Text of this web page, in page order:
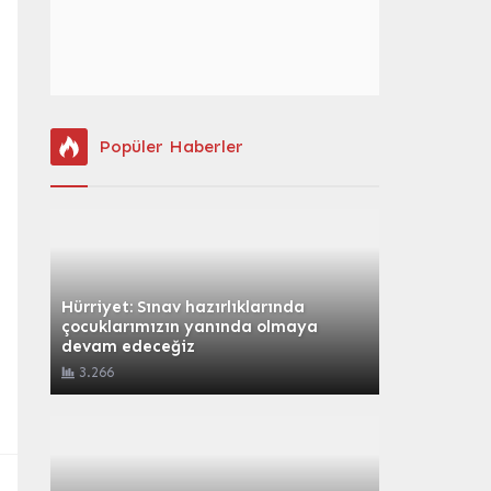
Popüler Haberler
Hürriyet: Sınav hazırlıklarında
çocuklarımızın yanında olmaya
devam edeceğiz
3.266